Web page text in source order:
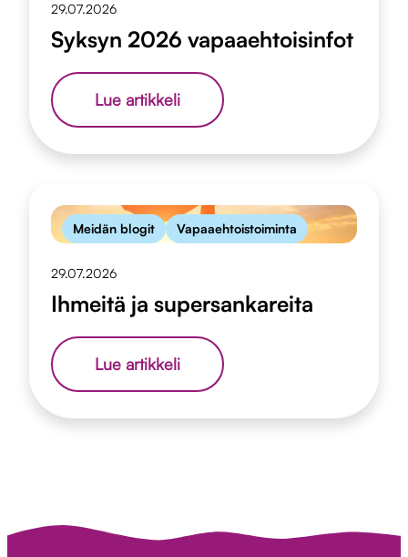
29.07.2026
Syksyn 2026 vapaaehtoisinfot
Lue artikkeliSyksyn
2026
vapaaehtoisinfot
Meidän blogit Vapaaehtoistoiminta
29.07.2026
Ihmeitä ja supersankareita
Lue artikkeliIhmeitä
supersankareita